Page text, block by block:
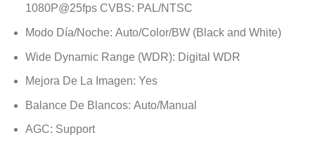
1080P@25fps CVBS: PAL/NTSC
Modo Día/Noche: Auto/Color/BW (Black and White)
Wide Dynamic Range (WDR): Digital WDR
Mejora De La Imagen: Yes
Balance De Blancos: Auto/Manual
AGC: Support